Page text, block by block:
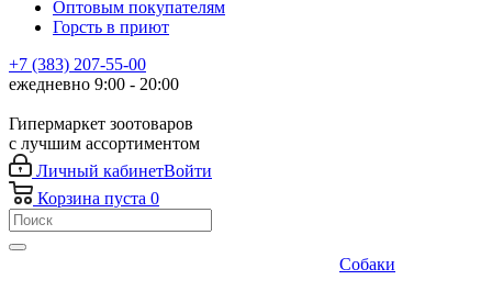
Оптовым покупателям
Горсть в приют
+7 (383) 207-55-00
ежедневно 9:00 - 20:00
Гипермаркет зоотоваров
с лучшим ассортиментом
Личный кабинетВойти
Корзина пуста 0
Собаки